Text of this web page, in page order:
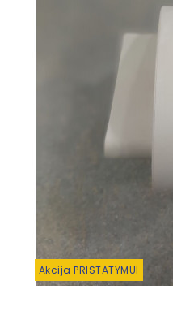
Akcija PRISTATYMUI